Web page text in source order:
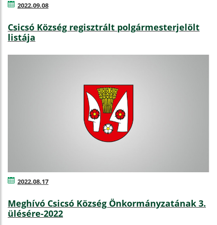
2022.09.08
Csicsó Község regisztrált polgármesterjelölt
listája
2022.08.17
Meghívó Csicsó Község Önkormányzatának 3.
ülésére-2022